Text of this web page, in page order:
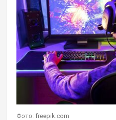
Фото: freepik.com